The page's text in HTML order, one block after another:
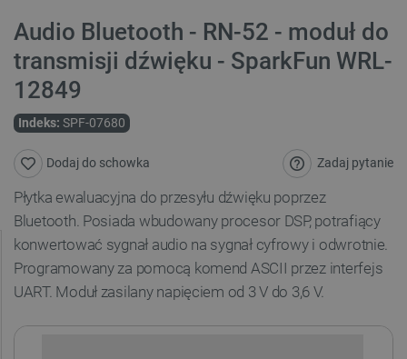
Audio Bluetooth - RN-52 - moduł do
transmisji dźwięku - SparkFun WRL-
12849
Indeks: SPF-07680
Zadaj pytanie
Dodaj do schowka
Płytka ewaluacyjna do przesyłu dźwięku poprzez
Bluetooth. Posiada wbudowany procesor DSP, potrafiący
konwertować sygnał audio na sygnał cyfrowy i odwrotnie.
Programowany za pomocą komend ASCII przez interfejs
UART. Moduł zasilany napięciem od 3 V do 3,6 V.